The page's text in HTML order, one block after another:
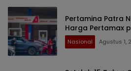
Pertamina Patra
Harga Pertamax
Nasional Agustus 1,